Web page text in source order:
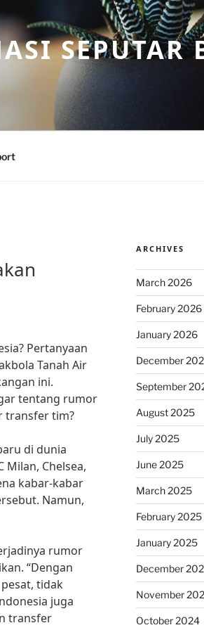
SEPUTAR
Pertanyaan
Tanah Air
ini.
tentang rumor
transfer tim?
di dunia
Milan, Chelsea,
kabar-kabar
Namun,
rumor
“Dengan
tidak
juga
transfer
ARCHIVES
March 2026
February 2026
January 2026
December
September
August 2025
July 2025
June 2025
March 2025
February 2025
January 2025
December
November
October 2024